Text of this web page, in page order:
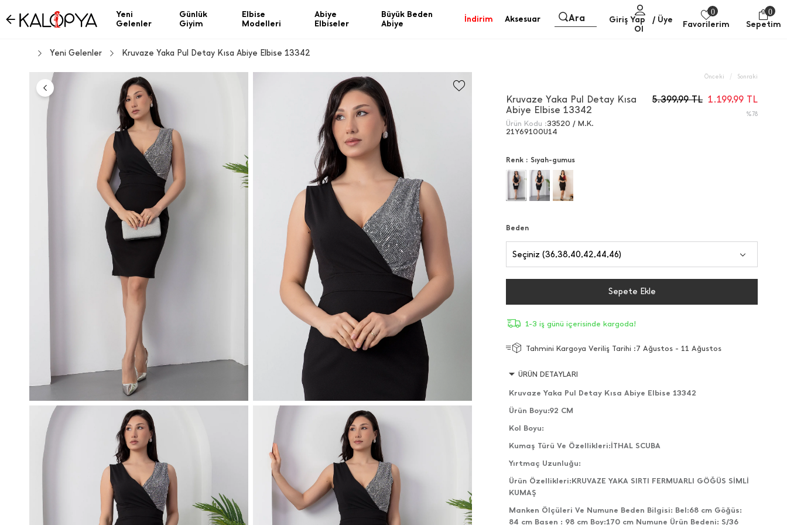
Yeni
Gelenler
Günlük
Giyim
Elbise
Modelleri
Abiye
Elbiseler
Büyük Beden
Abiye
İndirim Aksesuar Ara Giriş Yap
/ Üye
Ol
0
Favorilerim
0
Sepetim
Kruvaze Yaka Pul Detay Kısa Abiye Elbise 13342
Yeni Gelenler
Önceki / Sonraki
Kruvaze Yaka Pul Detay Kısa
Abiye Elbise 13342
Ürün Kodu :33520 / M.K.
21Y69100U14
5.399,99TL 1.199,99 TL
%78
Renk : Sıyah-gumus
Beden
Seçiniz (36,38,40,42,44,46)
Sepete Ekle
1-3 iş günü içerisinde kargoda!
Tahmini Kargoya Veriliş Tarihi :7 Ağustos - 11 Ağustos
ÜRÜN DETAYLARI
Kruvaze Yaka Pul Detay Kısa Abiye Elbise 13342
Ürün Boyu:92 CM
Kol Boyu:
Kumaş Türü Ve Özellikleri:İTHAL SCUBA
Yırtmaç Uzunluğu:
Ürün Özellikleri:KRUVAZE YAKA SIRTI FERMUARLI GÖĞÜS SİMLİ
KUMAŞ
Manken Ölçüleri Ve Numune Beden Bilgisi: Bel:68 cm Göğüs:
84 cm Basen : 98 cm Boy:170 cm Numune Ürün Bedeni: S/36